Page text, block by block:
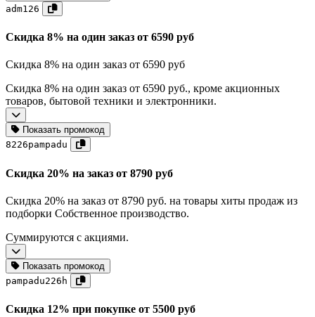
adm126
Скидка 8% на один заказ от 6590 руб
Скидка 8% на один заказ от 6590 руб
Скидка 8% на один заказ от 6590 руб., кроме акционных
товаров, бытовой техники и электронники.
Показать промокод
8226pampadu
Скидка 20% на заказ от 8790 руб
Скидка 20% на заказ от 8790 руб. на товары хиты продаж из
подборки Собственное производство.
Суммируются с акциями.
Показать промокод
pampadu226h
Скидка 12% при покупке от 5500 руб